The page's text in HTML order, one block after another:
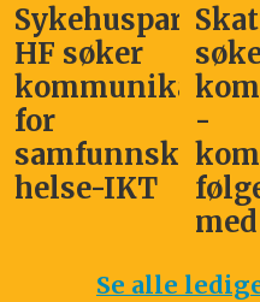
Sykehuspartner
HF søker
for
samfunnskritisk
helse-IKT
-
med
Se alle